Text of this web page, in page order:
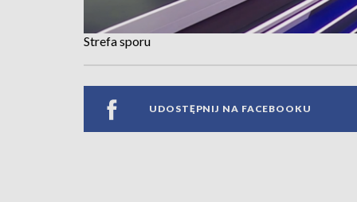
Strefa sporu
UDOSTĘPNIJ NA FACEBOOKU